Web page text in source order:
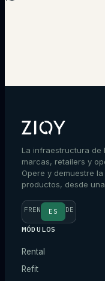
La infraestructura de
marcas, retailers y
Opere y demuestre
productos, desde
FREN ES DE
MÓDULOS
Rental
Refit